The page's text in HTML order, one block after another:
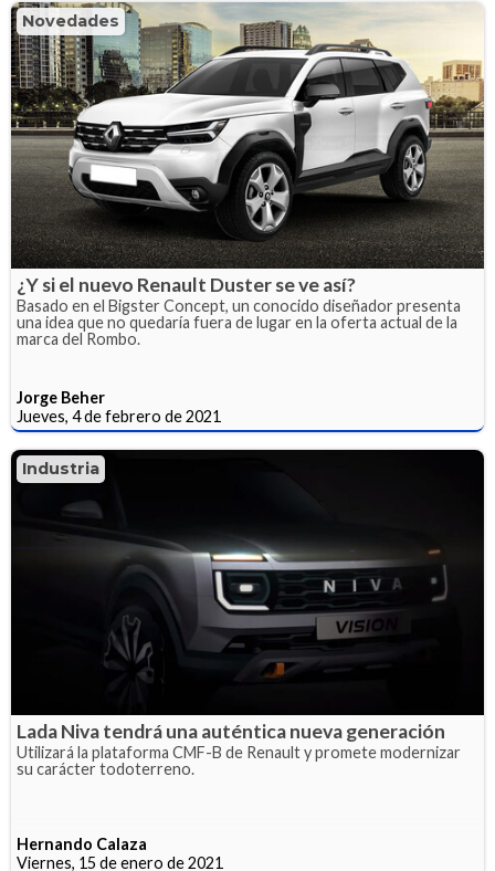
Novedades
¿Y si el nuevo Renault Duster se ve así?
Basado en el Bigster Concept, un conocido diseñador presenta
una idea que no quedaría fuera de lugar en la oferta actual de la
marca del Rombo.
Jorge Beher
Jueves, 4 de febrero de 2021
Industria
Lada Niva tendrá una auténtica nueva generación
Utilizará la plataforma CMF-B de Renault y promete modernizar
su carácter todoterreno.
Hernando Calaza
Viernes, 15 de enero de 2021